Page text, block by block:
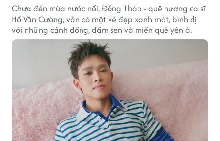
Chưa đến mùa nước nổi, Đồng Tháp - quê hương ca sĩ
Hồ Văn Cường, vẫn có một vẻ đẹp xanh mát, bình dị
với những cánh đồng, đầm sen và miền quê yên ả.